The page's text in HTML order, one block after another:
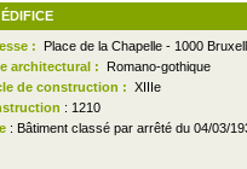
:
Place de la Chapelle - 1000
architectural :
Romano-gothique
de construction : XIIIe
: 1210
: Bâtiment classé par arrêté du 04/03/